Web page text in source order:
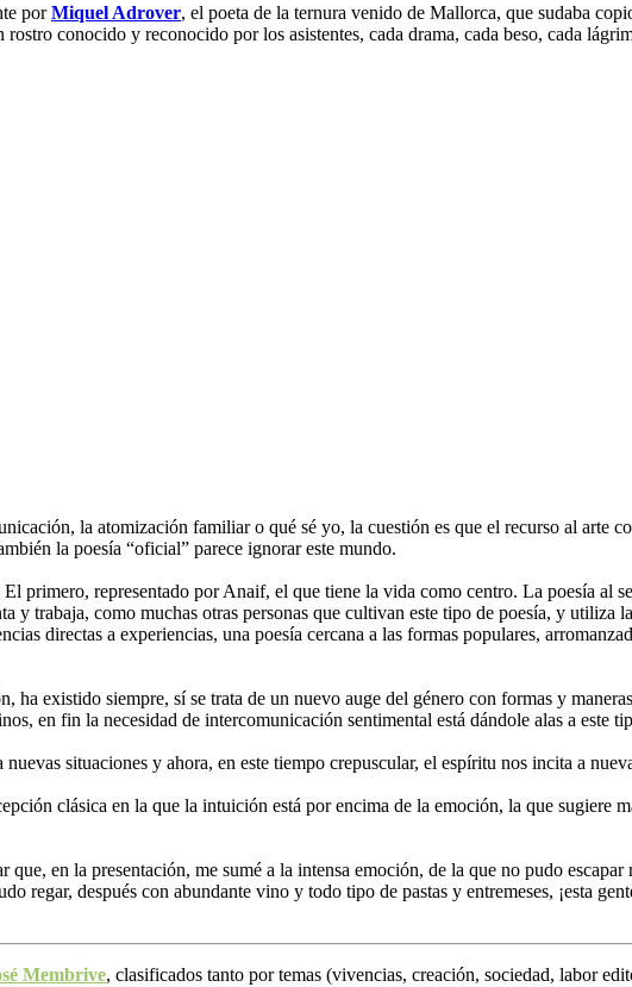
porMiquel Adrover, el poeta de la ternura venido de Mallorca, que sudaba
conocido y reconocido por los asistentes, cada drama, cada beso, cada
la atomización familiar o qué sé yo, la cuestión es que el recurso al arte
la poesía “oficial” parece ignorar este mundo.
primero, representado por Anaif, el que tiene la vida como centro. La poesía al
y trabaja, como muchas otras personas que cultivan este tipo de poesía, y utiliza
directas a experiencias, una poesía cercana a las formas populares,
ha existido siempre, sí se trata de un nuevo auge del género con formas y
en fin la necesidad de intercomunicación sentimental está dándole alas a este
situaciones y ahora, en este tiempo crepuscular, el espíritu nos incita a
clásica en la que la intuición está por encima de la emoción, la que sugiere
en la presentación, me sumé a la intensa emoción, de la que no pudo
regar, después con abundante vino y todo tipo de pastas y entremeses, ¡esta
Membrive, clasificados tanto por temas (vivencias, creación, sociedad, labor